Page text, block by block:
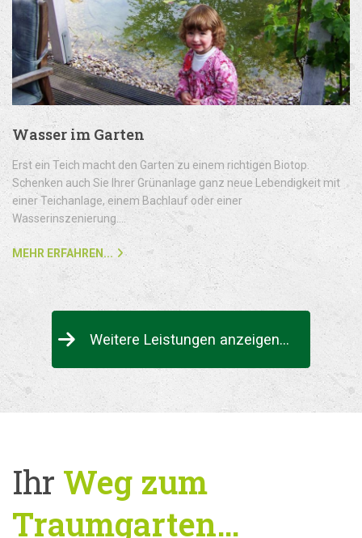
Wasser im Garten
Erst ein Teich macht den Garten zu einem richtigen Biotop.
Schenken auch Sie Ihrer Grünanlage ganz neue Lebendigkeit mit
einer Teichanlage, einem Bachlauf oder einer
Wasserinszenierung....
MEHR ERFAHREN...
Weitere Leistungen anzeigen...
Ihr Weg zum
Traumgarten…